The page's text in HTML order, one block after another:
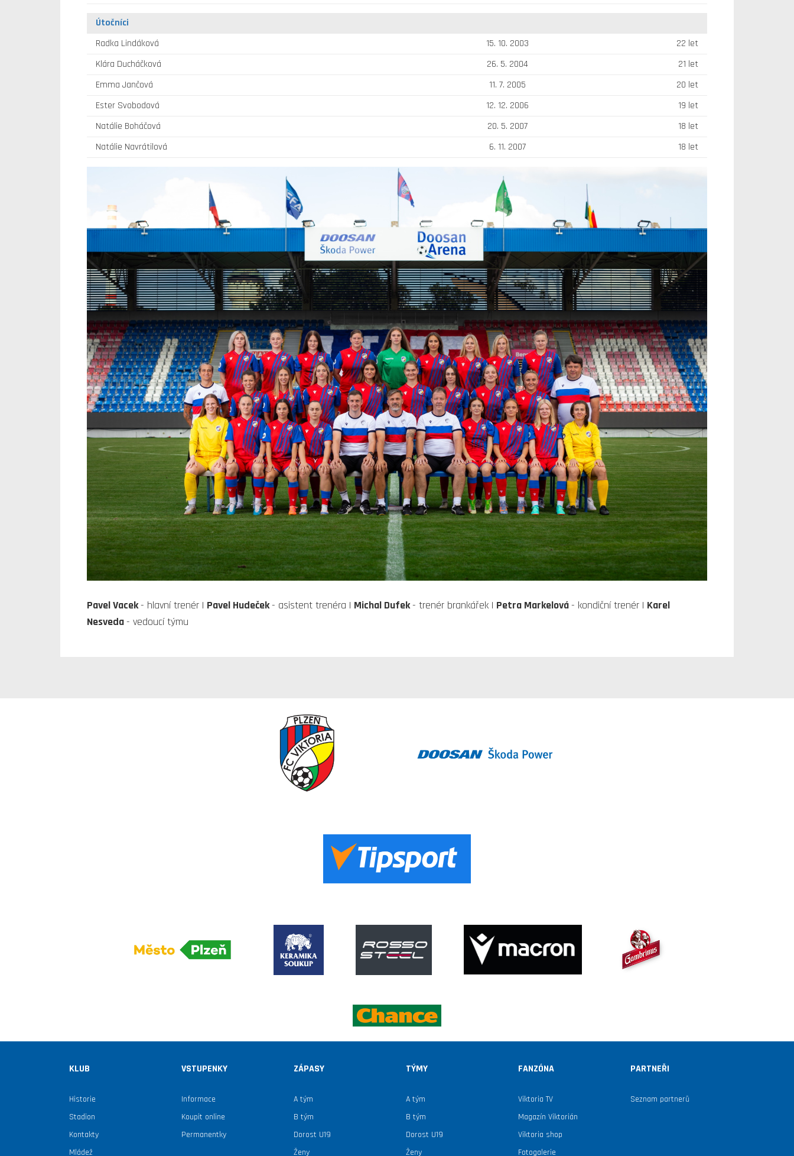
Útočníci
Radka Lindáková
15. 10. 2003
22 let
Klára Ducháčková
26. 5. 2004
21 let
Emma Jančová
11. 7. 2005
20 let
Ester Svobodová
12. 12. 2006
19 let
Natálie Boháčová
20. 5. 2007
18 let
Natálie Navrátilová
6. 11. 2007 18 let
Pavel Vacek- hlavní trenér | Pavel Hudeček- asistent trenéra | Michal Dufek- trenér brankářek | Petra Markelová- kondiční trenér | Karel
Nesveda- vedoucí týmu
KLUB
Historie
Stadion
Kontakty
Mládež
VSTUPENKY
Informace
Koupit online
Permanentky
ZÁPASY
A tým
B tým
Dorost U19
Ženy
TÝMY
A tým
B tým
Dorost U19
Ženy
FANZÓNA
Viktoria TV
Magazín Viktorián
Viktoria shop
Fotogalerie
PARTNEŘI
Seznam partnerů